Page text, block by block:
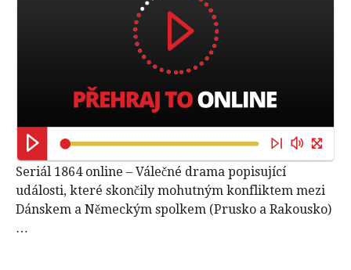
Seriál 1864 online – Válečné drama popisující
události, které skončily mohutným konfliktem mezi
Dánskem a Německým spolkem (Prusko a Rakousko)
…